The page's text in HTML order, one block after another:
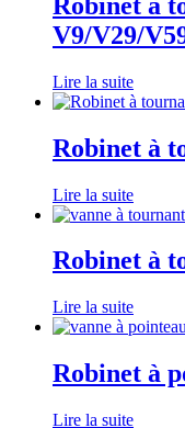
V9/V29/
Lire la suite
Robinet à
Lire la suite
Robinet à
Lire la suite
Robinet à
Lire la suite